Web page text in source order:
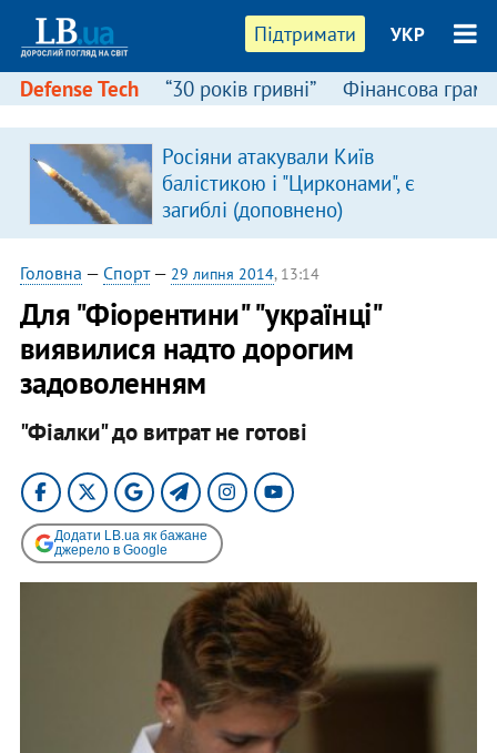
Підтримати УКР
Defense Tech “30 років гривні” Фінансова
Росіяни атакували Київ
балістикою і "Цирконами", є
загиблі (доповнено)
Головна — Спорт— 29 липня 2014, 13:14
Для "Фіорентини" "українці"
виявилися надто дорогим
задоволенням
"Фіалки" до витрат не готові
Додати LB.ua як бажане
джерело в Google